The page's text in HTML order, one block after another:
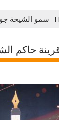
سمو الشيخة
حاكم